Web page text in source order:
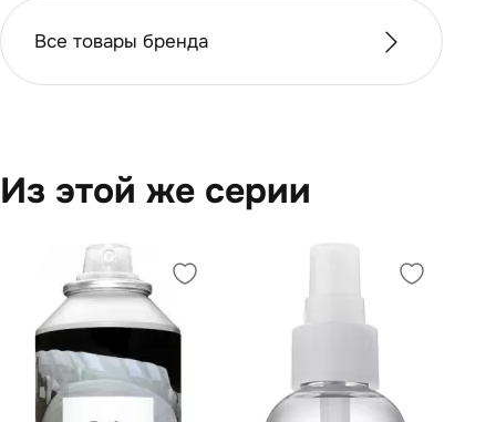
Все товары бренда
Из этой же серии